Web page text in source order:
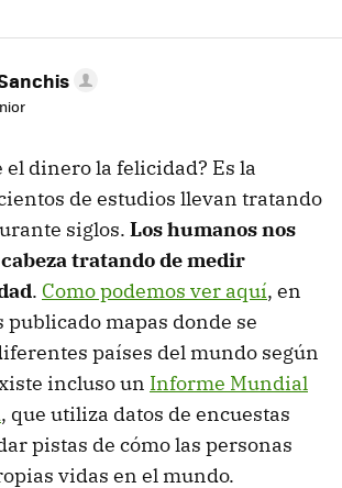
el dinero la felicidad? Es la
de estudios llevan tratando
siglos. Los humanos nos
tratando de medir
. Como podemos ver aquí, en
publicado mapas donde se
países del mundo según
incluso un Informe Mundial
, que utiliza datos de encuestas
pistas de cómo las personas
vidas en el mundo.